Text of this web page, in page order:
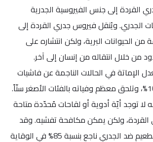
القردة إلى جنس الفيروسية الجدرية
الجدري. ويُنقل فيروس جدري القردة إلى
الحيوانات البرية، ولكن انتشاره على
من خلال انتقاله من إنسان إلى آخر.
الإماتة في الحالات الناجمة عن فاشيات
جدري القردة بين 1 و10%، وتلحق معظم وفياته بالفئات الأصغر سنّاً.
لا توجد أيّة أدوية أو لقاحات مُحدّدة متاحة
ولكن يمكن مكافحة تفشيه. وقد
ثبت في الماضي أن التطعيم ضد الجدري ناجع بنسبة 85% في الوقاية